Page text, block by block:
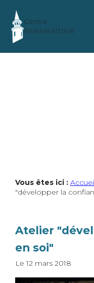
Centre
PARMENTIER
Vous êtes ici :
"développer la
Atelier
en soi"
Le12 mars 2018